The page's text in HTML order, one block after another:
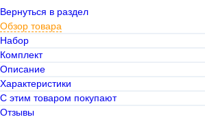
Вернуться в раздел
Обзор товара
Набор
Комплект
Описание
Характеристики
С этим товаром покупают
Отзывы